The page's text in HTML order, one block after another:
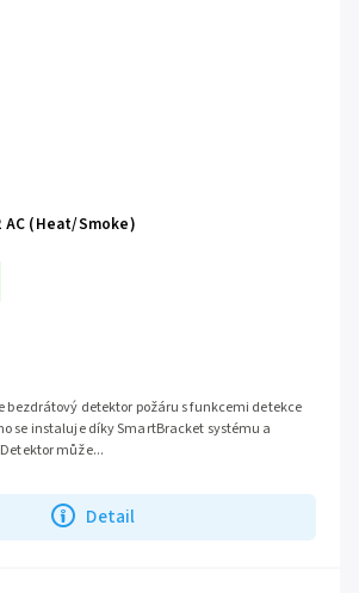
(Heat/Smoke)
Detail
bezdrátový detektor požáru s funkcemi detekce
se instaluje díky SmartBracket systému a
může...